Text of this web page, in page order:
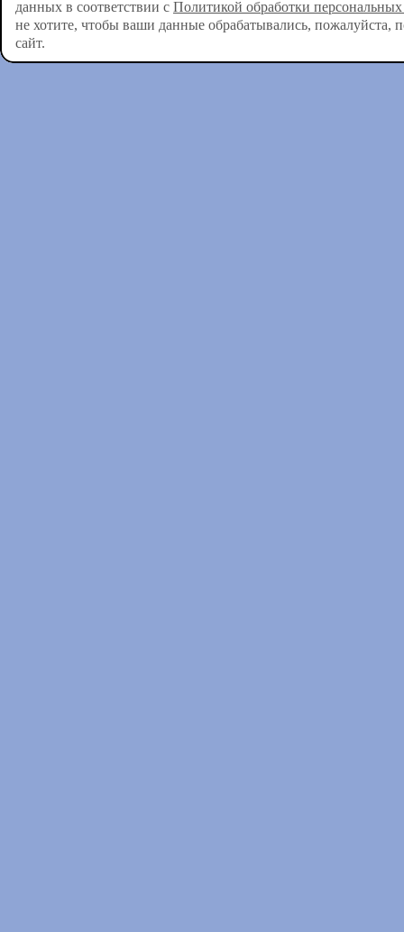
данных в соответствии с Политикой обработки
не хотите, чтобы ваши данные обрабатывались, пожалуйста,
сайт.